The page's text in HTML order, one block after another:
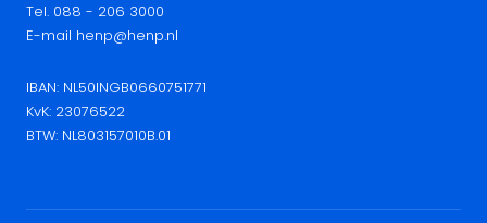
Tel. 088 - 206 3000
E-mail henp@henp.nl
IBAN: NL50INGB0660751771
KvK: 23076522
BTW: NL803157010B.01